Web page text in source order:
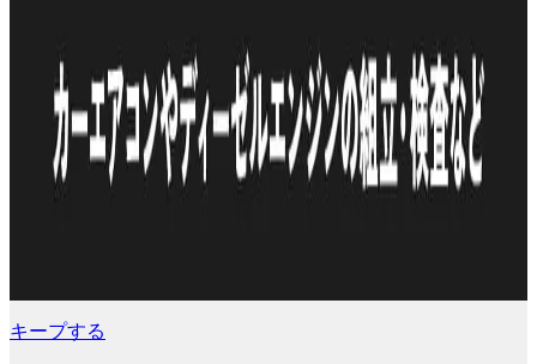
キープする